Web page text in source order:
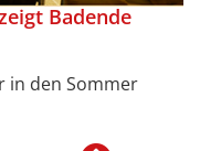
Badende
in den Sommer